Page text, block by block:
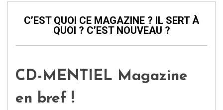
C’EST QUOI CE MAGAZINE ? IL SERT À
QUOI ? C’EST NOUVEAU ?
CD-MENTIEL Magazine
en bref !